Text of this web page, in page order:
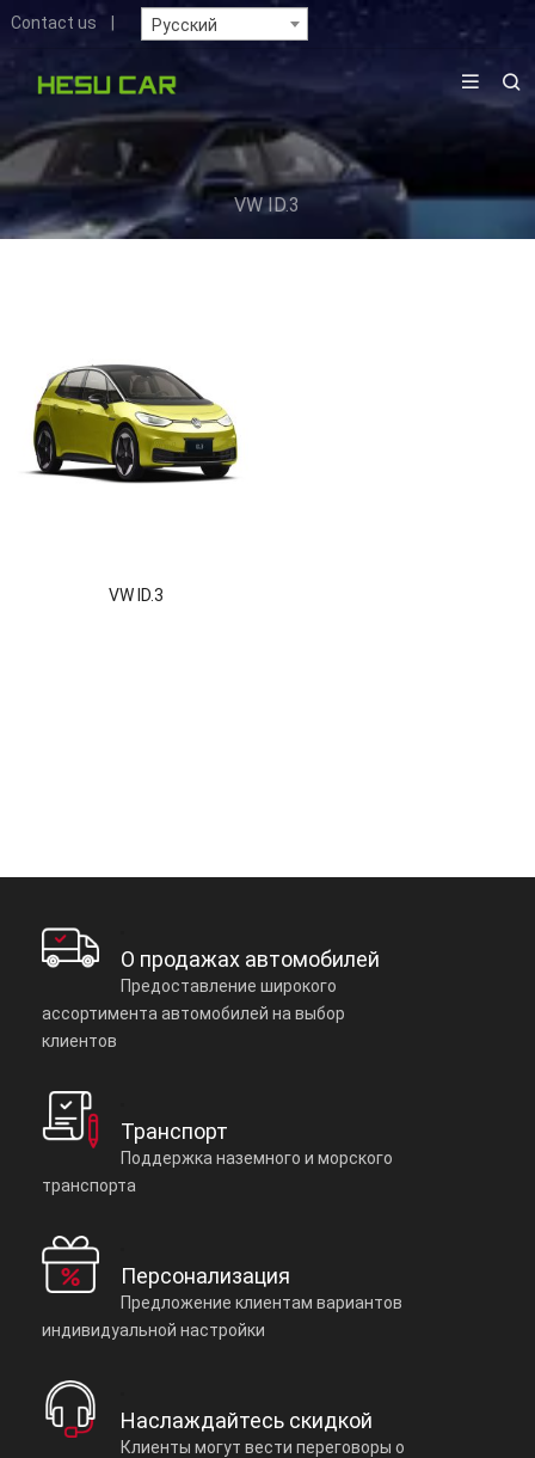
Contact us Русский
VW ID.3
VW ID.3
О продажах автомобилей
Предоставление широкого
ассортимента автомобилей на выбор
клиентов
Транспорт
Поддержка наземного и морского
транспорта
Персонализация
Предложение клиентам вариантов
индивидуальной настройки
Наслаждайтесь скидкой
Клиенты могут вести переговоры о